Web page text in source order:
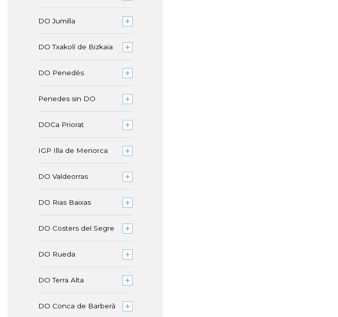
DO Jumilla
DO Txakolí de Bizkaia
DO Penedès
Penedes sin DO
DOCa Priorat
IGP Illa de Menorca
DO Valdeorras
DO Rias Baixas
DO Costers del Segre
DO Rueda
DO Terra Alta
DO Conca de Barberà